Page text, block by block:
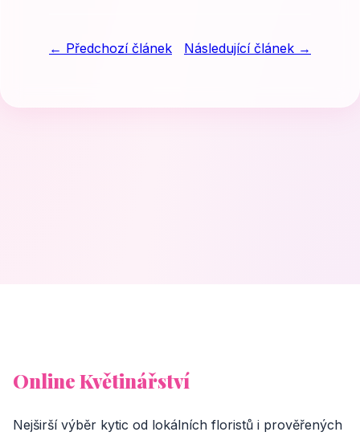
← Předchozí článek Následující článek →
Online Květinářství
Nejširší výběr kytic od lokálních floristů i prověřených